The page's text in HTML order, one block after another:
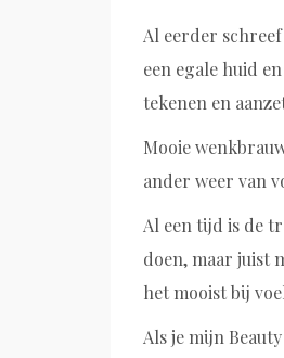
Al eerder
een egale huid
tekenen en
Mooie
ander weer van
Al een tijd is de
doen, maar juist
het mooist bij
Als je mijn